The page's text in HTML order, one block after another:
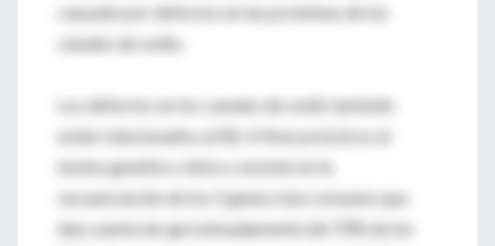
causado por defectos en las proteínas de los
canales de sodio.
Los defectos en los canales de sodio también
están relacionados al SB. A fines prácticos el
testeo genético clínico consiste en la
secuenciación de los 5 genes más comunes que
dan cuenta de aproximadamente del 70% de los